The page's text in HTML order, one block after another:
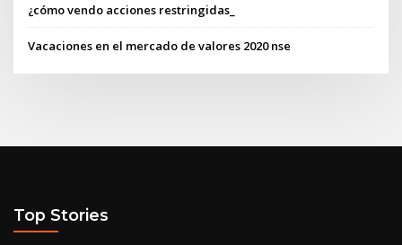
¿cómo vendo acciones restringidas_
Vacaciones en el mercado de valores 2020 nse
Top Stories